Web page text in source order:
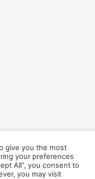
give you the most
your preferences
All”, you consent to
you may visit